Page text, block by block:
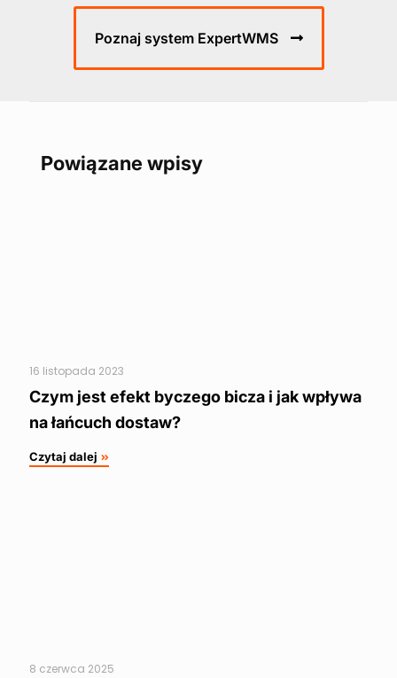
Poznaj system ExpertWMS
Powiązane wpisy
16 listopada 2023
Czym jest efekt byczego bicza i jak wpływa
na łańcuch dostaw?
Czytaj dalej
8 czerwca 2025